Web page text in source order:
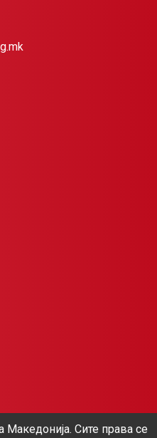
Македонија. Сите права се